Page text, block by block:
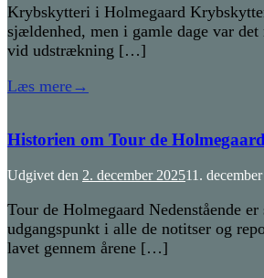
Krybskytteri i Holmegaard
sjældenhed, men i gamle dage var
vid udstrækning […]
Læs mere→
Historien om Tour de Holmegaard
Udgivet den 2. december 202511.
Tour de Holmegaard Nedenstående er
udgangspunkt i alle de notitser og
lavet gennem årene […]